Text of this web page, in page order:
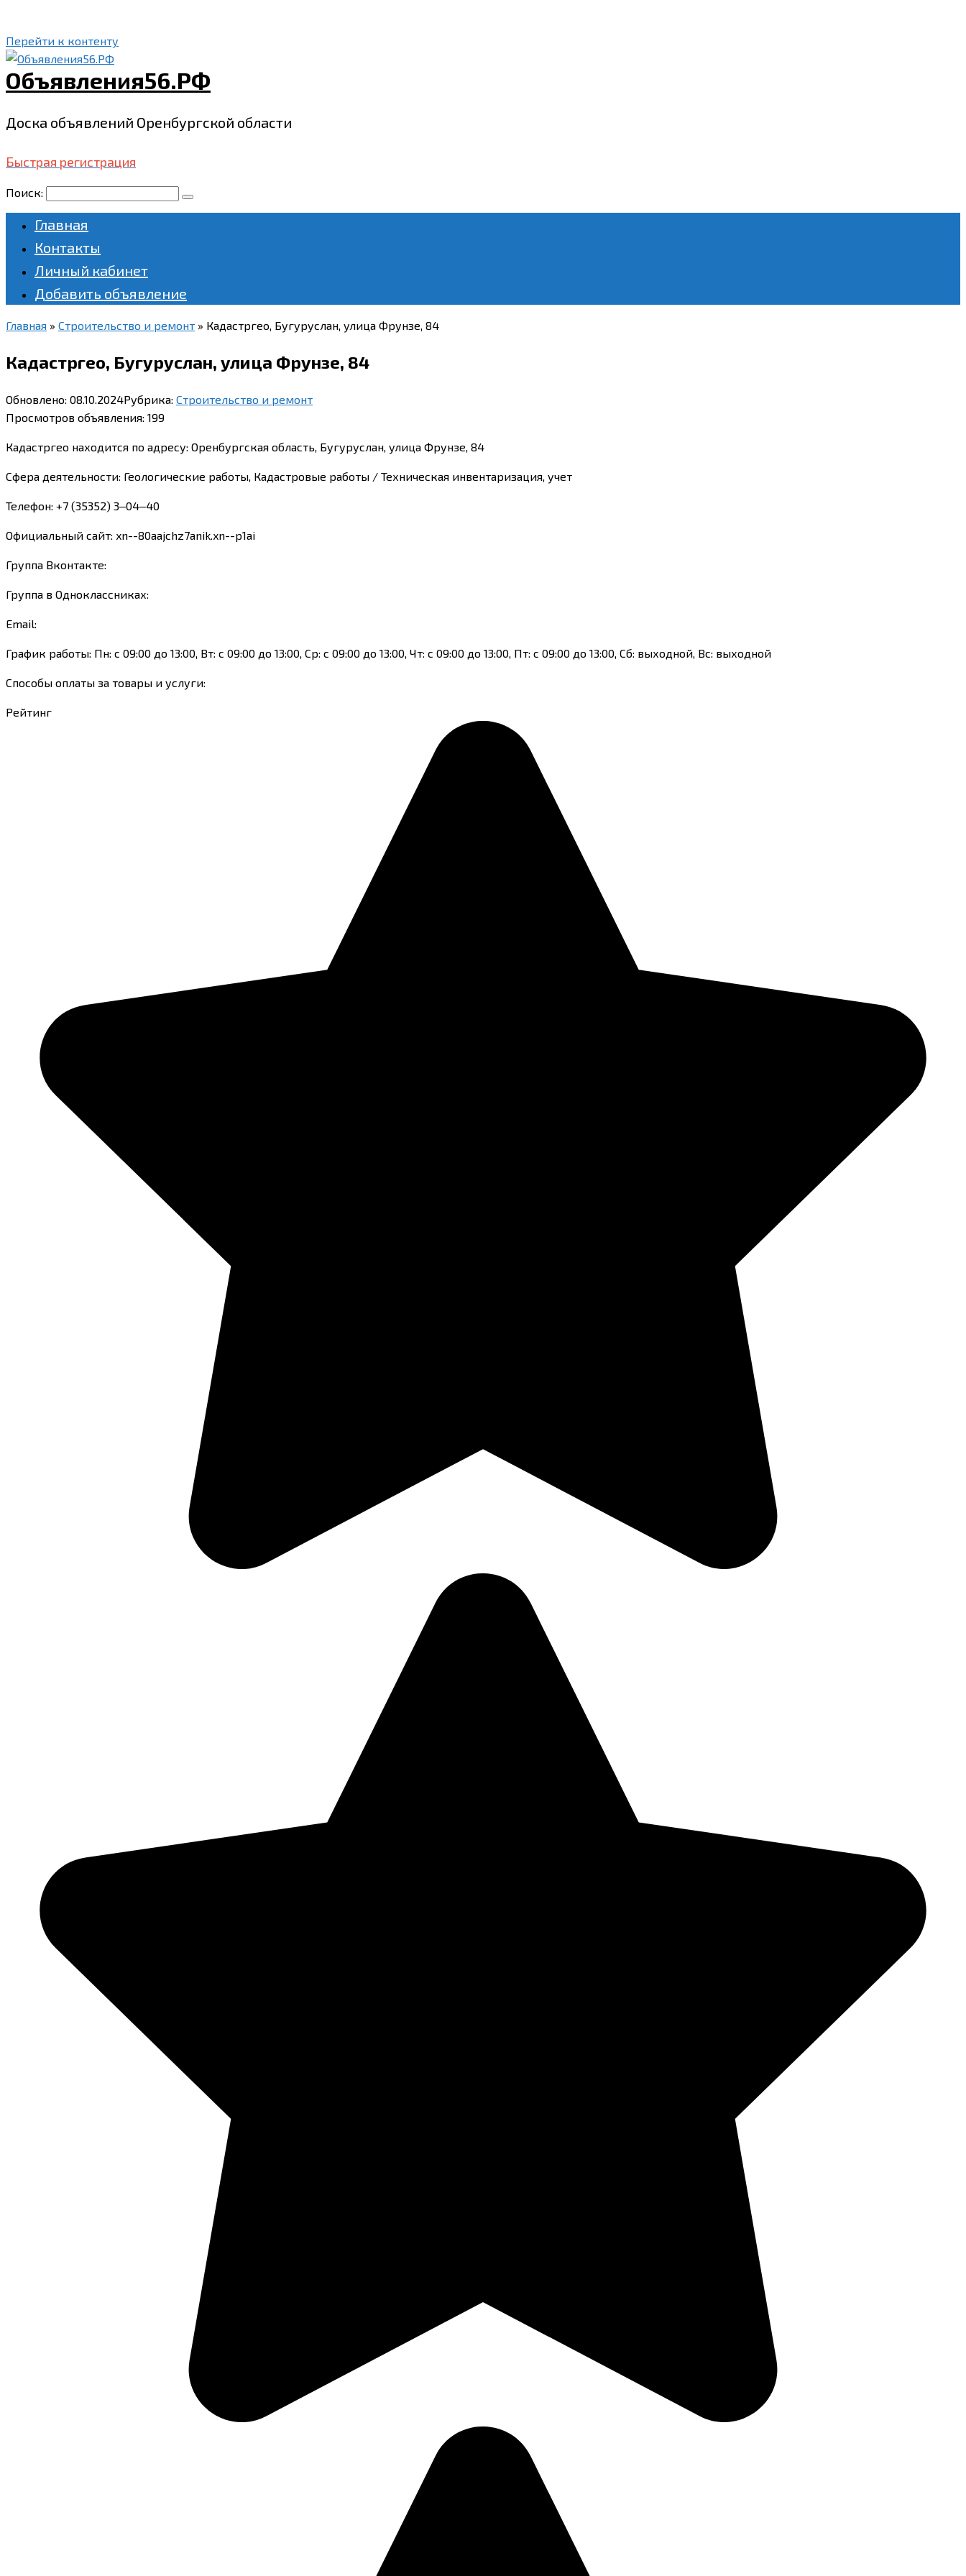
Перейти к контенту
Объявления56.РФ
Доска объявлений Оренбургской области
Быстрая регистрация
Поиск:
Главная
Контакты
Личный кабинет
Добавить объявление
Главная » Строительство и ремонт » Кадастргео, Бугуруслан, улица Фрунзе, 84
Кадастргео, Бугуруслан, улица Фрунзе, 84
Обновлено: 08.10.2024Рубрика: Строительство и ремонт
Просмотров объявления: 199
Кадастргео находится по адресу: Оренбургская область, Бугуруслан, улица Фрунзе, 84
Сфера деятельности: Геологические работы, Кадастровые работы / Техническая инвентаризация, учет
Телефон: +7 (35352) 3‒04‒40
Официальный сайт: xn--80aajchz7anik.xn--p1ai
Группа Вконтакте:
Группа в Одноклассниках:
Email:
График работы: Пн: с 09:00 до 13:00, Вт: с 09:00 до 13:00, Ср: с 09:00 до 13:00, Чт: с 09:00 до 13:00, Пт: с 09:00 до 13:00, Сб: выходной, Вс: выходной
Способы оплаты за товары и услуги:
Рейтинг